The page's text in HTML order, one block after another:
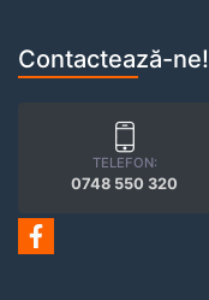
Contactează-ne!
TELEFON:
0748 550 320